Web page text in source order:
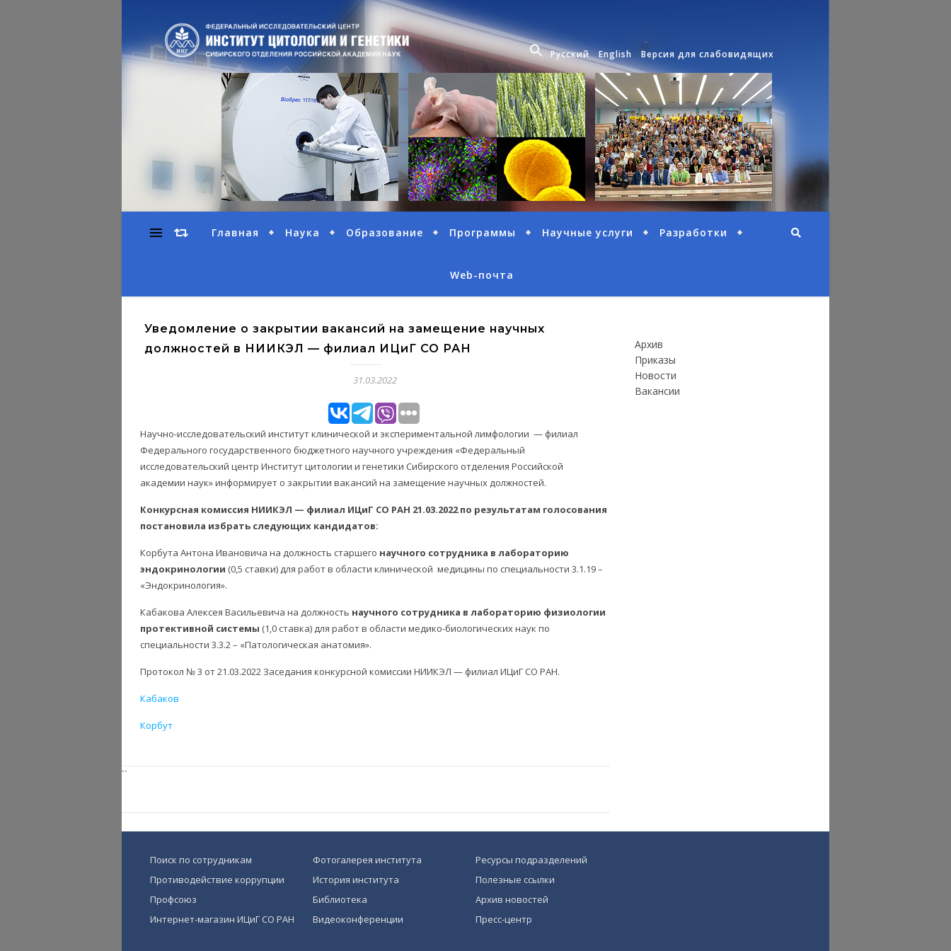
Русский English Версия для слабовидящих
Главная Наука Образование Программы Научные услуги Разработки
Web-почта
Уведомление о закрытии вакансий на замещение научных
должностей в НИИКЭЛ — филиал ИЦиГ СО РАН
31.03.2022
Научно-исследовательский институт клинической и экспериментальной лимфологии — филиал
Федерального государственного бюджетного научного учреждения «Федеральный
исследовательский центр Институт цитологии и генетики Сибирского отделения Российской
академии наук» информирует о закрытии вакансий на замещение научных должностей.
Конкурсная комиссия НИИКЭЛ — филиал ИЦиГ СО РАН 21.03.2022 по результатам голосования
постановила избрать следующих кандидатов:
Корбута Антона Ивановича на должность старшего научного сотрудника в лабораторию
эндокринологии (0,5 ставки) для работ в области клинической медицины по специальности 3.1.19 –
«Эндокринология».
Кабакова Алексея Васильевича на должность научного сотрудника в лабораторию физиологии
протективной системы (1,0 ставка) для работ в области медико-биологических наук по
специальности 3.3.2 – «Патологическая анатомия».
Протокол № 3 от 21.03.2022 Заседания конкурсной комиссии НИИКЭЛ — филиал ИЦиГ СО РАН.
Кабаков
Корбут
``
Архив
Приказы
Новости
Вакансии
Поиск по сотрудникам
Противодействие коррупции
Профсоюз
Интернет-магазин ИЦиГ СО РАН
Фотогалерея института
История института
Библиотека
Видеоконференции
Ресурсы подразделений
Полезные ссылки
Архив новостей
Пресс-центр